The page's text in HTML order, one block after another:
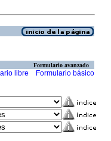
Formulario avanzado
libre Formulario básico